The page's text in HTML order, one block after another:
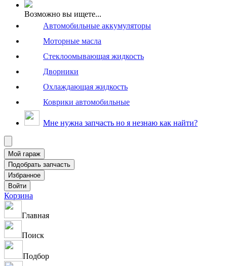
Возможно вы ищете...
Автомобильные аккумуляторы
Моторные масла
Стеклоомывающая жидкость
Дворники
Охлаждающая жидкость
Коврики автомобильные
Мне нужна запчасть но я незнаю как найти?
Корзина
Главная
Поиск
Подбор